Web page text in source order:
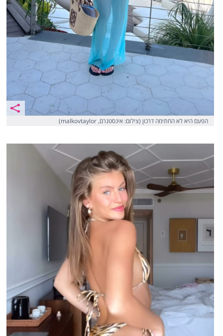
הפעם היא לא החתימה דרכון (צילום: אינסטגרם, malkovtaylor)